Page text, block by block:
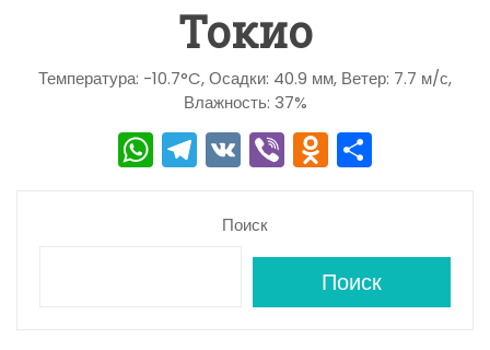
Токио
Температура: -10.7°C, Осадки: 40.9 мм, Ветер: 7.7 м/с,
Влажность: 37%
W
h
T
el
e
V
K
Vi
b
O
d
o
kl
a
а
в
и
Поиск
Поиск